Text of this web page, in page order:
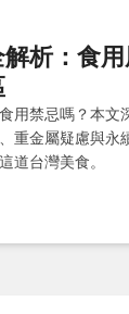
析：食
用禁忌嗎？本文
重金屬疑慮與永
道台灣美食。